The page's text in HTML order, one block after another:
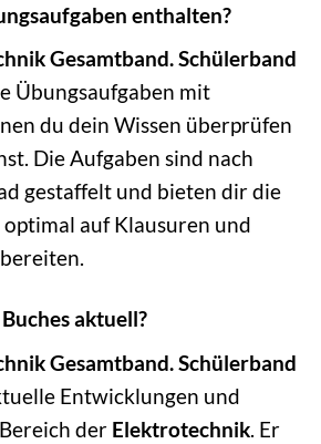
enthalten?
Gesamtband. Schülerband
Übungsaufgaben mit
du dein Wissen überprüfen
Die Aufgaben sind nach
gestaffelt und bieten dir die
auf Klausuren und
aktuell?
Gesamtband. Schülerband
Entwicklungen und
der Elektrotechnik. Er